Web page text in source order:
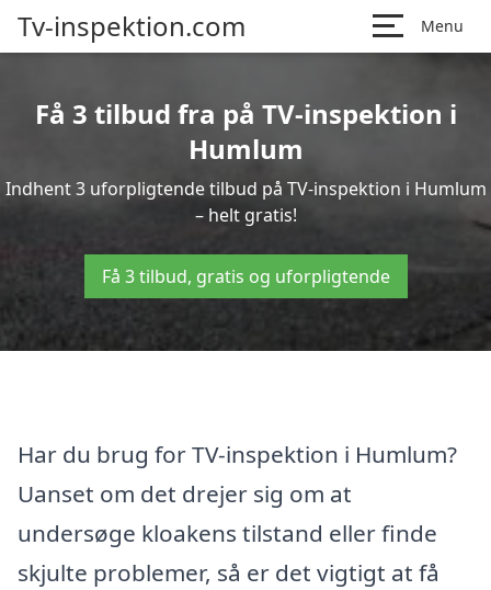
Tv-inspektion.com Menu
Få 3 tilbud fra på TV-inspektion i
Humlum
Indhent 3 uforpligtende tilbud på TV-inspektion i Humlum
– helt gratis!
Få 3 tilbud, gratis og uforpligtende
Har du brug for TV-inspektion i Humlum?
Uanset om det drejer sig om at
undersøge kloakens tilstand eller finde
skjulte problemer, så er det vigtigt at få